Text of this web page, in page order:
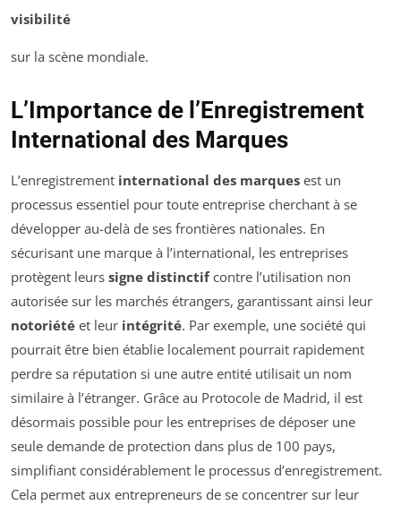
visibilité
sur la scène mondiale.
L’Importance de l’Enregistrement
International des Marques
L’enregistrement international des marques est un
processus essentiel pour toute entreprise cherchant à se
développer au-delà de ses frontières nationales. En
sécurisant une marque à l’international, les entreprises
protègent leurs signe distinctifcontre l’utilisation non
autorisée sur les marchés étrangers, garantissant ainsi leur
notoriété et leur intégrité. Par exemple, une société qui
pourrait être bien établie localement pourrait rapidement
perdre sa réputation si une autre entité utilisait un nom
similaire à l’étranger. Grâce au Protocole de Madrid, il est
désormais possible pour les entreprises de déposer une
seule demande de protection dans plus de 100 pays,
simplifiant considérablement le processus d’enregistrement.
Cela permet aux entrepreneurs de se concentrer sur leur